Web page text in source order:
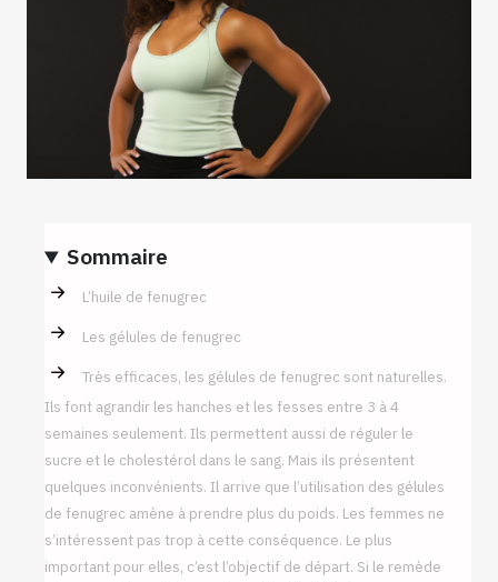
Sommaire
L’huile de fenugrec
Les gélules de fenugrec
Très efficaces, les gélules de fenugrec sont naturelles.
Ils font agrandir les hanches et les fesses entre 3 à 4
semaines seulement. Ils permettent aussi de réguler le
sucre et le cholestérol dans le sang. Mais ils présentent
quelques inconvénients. Il arrive que l’utilisation des gélules
de fenugrec amène à prendre plus du poids. Les femmes ne
s’intéressent pas trop à cette conséquence. Le plus
important pour elles, c’est l’objectif de départ. Si le remède